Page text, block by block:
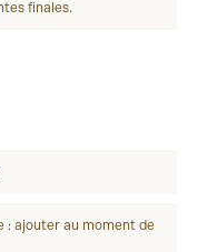
finales.
: ajouter au moment de